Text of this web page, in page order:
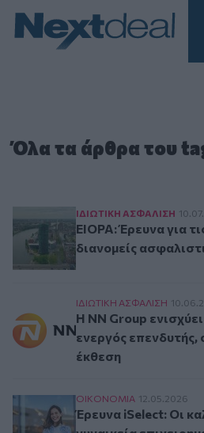
Όλα τα άρθρα του
EIOPA: Έρευνα για
ΙΔΙΩΤΙΚΗ ΑΣΦAΛΙΣΗ
EIOPA: Έρευνα για
διανομείς
Η NN Group
ΙΔΙΩΤΙΚΗ ΑΣΦAΛΙΣΗ
Η NN Group
ενεργός
έκθεση
Έρευνα iSelect: Οι
ΟΙΚΟΝΟΜΙΑ 12.05.2026
Έρευνα iSelect: Οι